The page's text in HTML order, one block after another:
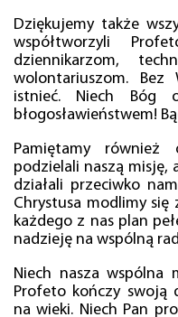
Dziękujemy także
współtworzyli
dziennikarzom,
wolontariuszom.
istnieć. Niech Bóg
błogosławieństwem!
Pamiętamy
podzielali naszą
działali przeciwko
Chrystusa modlimy się
każdego z nas plan
nadzieję na wspólną
Niech nasza
Profeto kończy swoją
na wieki. Niech Pan